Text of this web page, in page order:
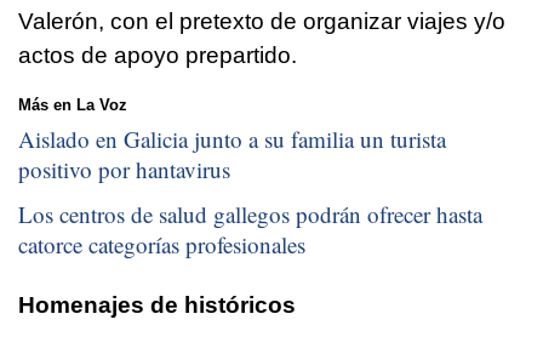
Valerón, con el pretexto de organizar viajes y/o
actos de apoyo prepartido.
Más en La Voz
Aislado en Galicia junto a su familia un turista
positivo por hantavirus
Los centros de salud gallegos podrán ofrecer hasta
catorce categorías profesionales
Homenajes de históricos